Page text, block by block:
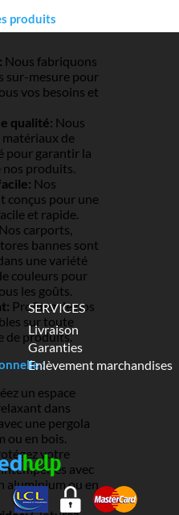
produits
Nous fabriquons
sur-mesure pour
vos besoins et
qualité: Nous
de
pour garantir la
produits.
Nos
conçus pour une
et rapide.
Nos carports,
bannes sont
une variété
couleurs pour
les goûts.
Profitez de nos
sur toute
de produits.
:
un espace
dans
une pergola
ou en bois.
votre
avec
aluminium ou en
SERVICES
Livraison
Garanties
Enlèvement marchandises